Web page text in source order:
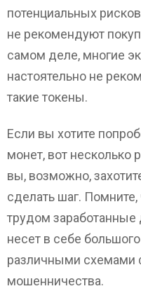
потенциальных
не рекомендуют
самом деле, многие
настоятельно не
такие токены.
Если вы хотите
монет, вот
вы, возможно,
сделать шаг.
трудом заработанные
несет в себе
различными схемами
мошенничества.